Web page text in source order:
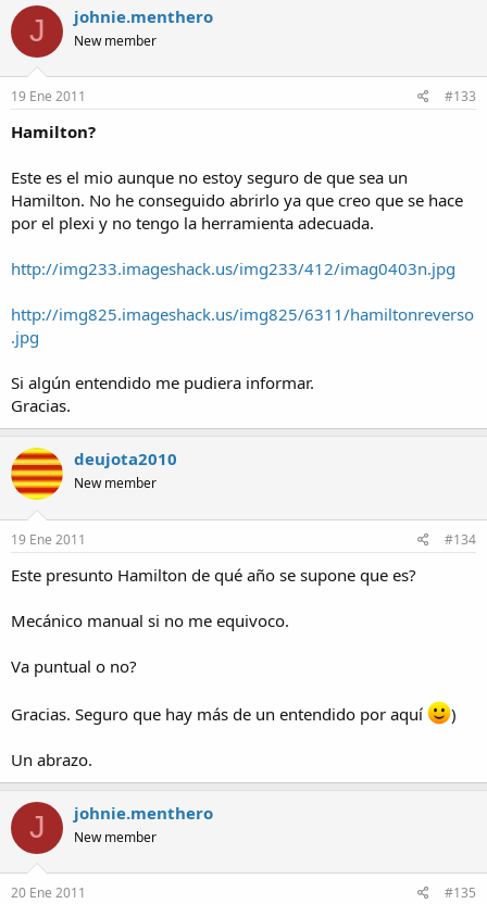
J johnie.menthero
New member
19 Ene 2011 #133
Hamilton?
Este es el mio aunque no estoy seguro de que sea un
Hamilton. No he conseguido abrirlo ya que creo que se hace
por el plexi y no tengo la herramienta adecuada.
http://img233.imageshack.us/img233/412/imag0403n.jpg
http://img825.imageshack.us/img825/6311/hamiltonreverso
.jpg
Si algún entendido me pudiera informar.
Gracias.
deujota2010
New member
19 Ene 2011 #134
Este presunto Hamilton de qué año se supone que es?
Mecánico manual si no me equivoco.
Va puntual o no?
Gracias. Seguro que hay más de un entendido por aquí )
Un abrazo.
J johnie.menthero
New member
20 Ene 2011 #135